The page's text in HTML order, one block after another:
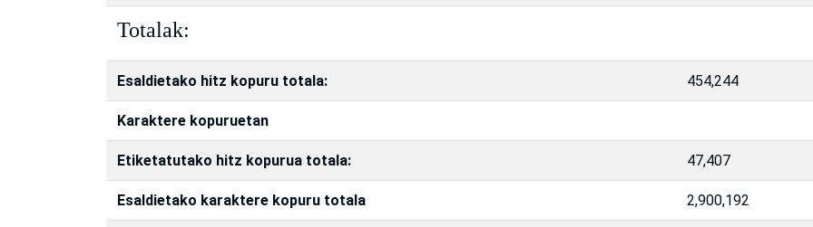
Totalak:
Esaldietako hitz kopuru totala: 454,244
Karaktere kopuruetan
Etiketatutako hitz kopurua totala: 47,407
Esaldietako karaktere kopuru totala 2,900,192